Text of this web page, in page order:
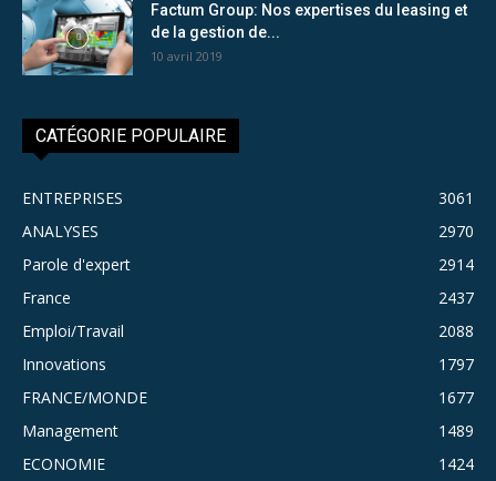
Factum Group: Nos expertises du leasing et
de la gestion de...
10 avril 2019
CATÉGORIE POPULAIRE
ENTREPRISES
3061
ANALYSES
2970
Parole d'expert
2914
France
2437
Emploi/Travail
2088
Innovations
1797
FRANCE/MONDE
1677
Management
1489
ECONOMIE
1424